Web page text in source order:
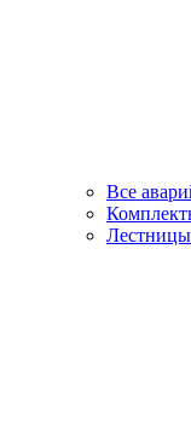
Все
Лестницы